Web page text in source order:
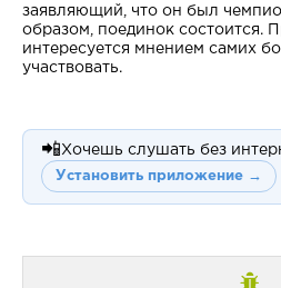
заявляющий, что он был
образом, поединок состоится.
интересуется мнением самих
участвовать.
📲Хочешь слушать без
Установить приложение →